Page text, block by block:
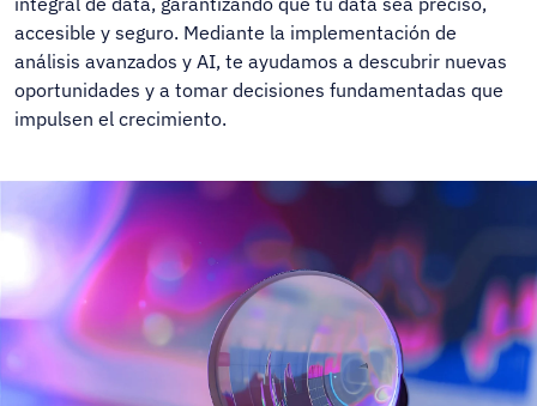
accesible y seguro. Mediante la implementación de
análisis avanzados y AI, te ayudamos a descubrir nuevas
oportunidades y a tomar decisiones fundamentadas que
impulsen el crecimiento.